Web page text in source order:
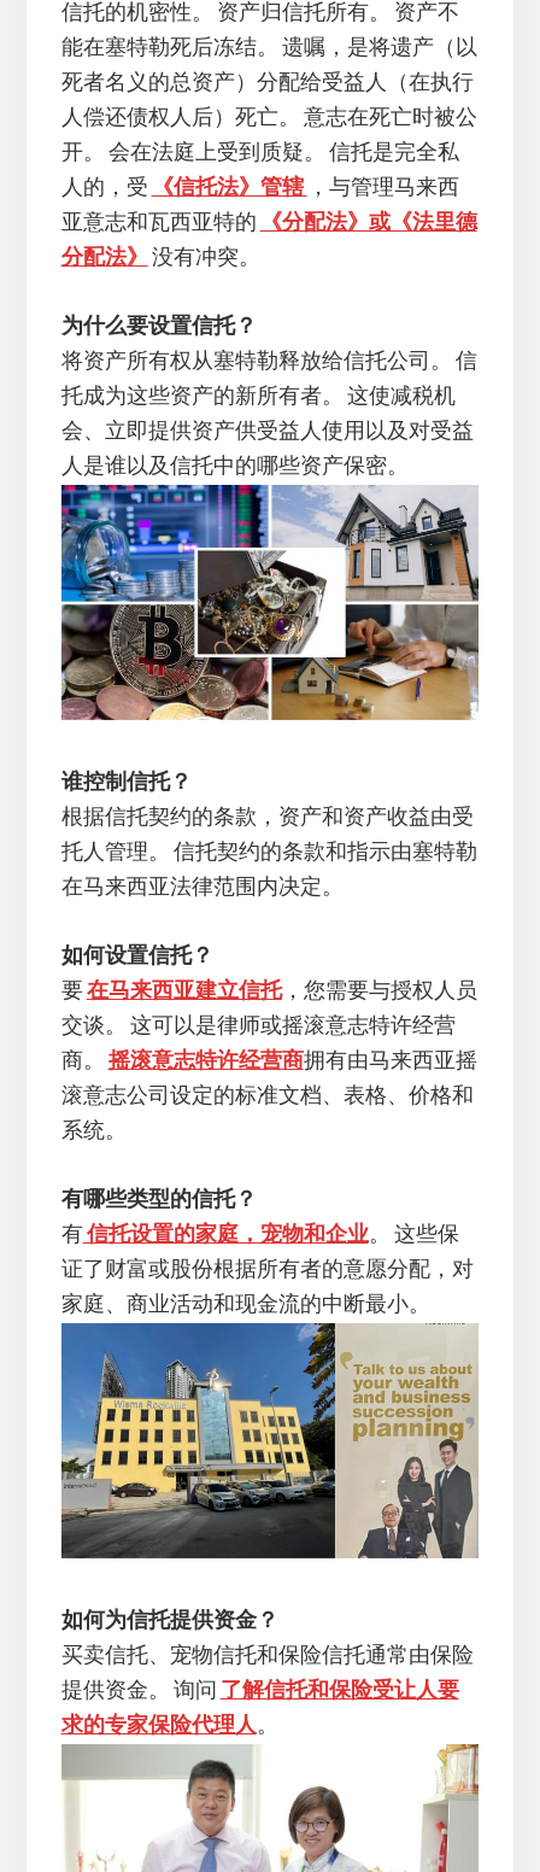
信托的机密性。 资产归信托所有。 资产不
能在塞特勒死后冻结。 遗嘱，是将遗产（以
死者名义的总资产）分配给受益人（在执行
人偿还债权人后）死亡。 意志在死亡时被公
开。 会在法庭上受到质疑。 信托是完全私
人的，受
《信托法》管辖
，与管理马来西
亚意志和瓦西亚特的
《分配法》或《法里德
分配法》
没有冲突。
为什么要设置信托？
将资产所有权从塞特勒释放给信托公司。 信
托成为这些资产的新所有者。 这使减税机
会、立即提供资产供受益人使用以及对受益
人是谁以及信托中的哪些资产保密。
谁控制信托？
根据信托契约的条款，资产和资产收益由受
托人管理。 信托契约的条款和指示由塞特勒
在马来西亚法律范围内决定。
如何设置信托？
要在马来西亚建立信托，您需要与授权人员
交谈。 这可以是律师或摇滚意志特许经营
商。 摇滚意志特许经营商拥有由马来西亚摇
滚意志公司设定的标准文档、表格、价格和
系统。
有哪些类型的信托？
有信托设置的家庭，宠物和企业。 这些保
证了财富或股份根据所有者的意愿分配，对
家庭、商业活动和现金流的中断最小。
如何为信托提供资金？
买卖信托、宠物信托和保险信托通常由保险
提供资金。 询问
了解信托和保险受让人要
求的专家保险代理人。